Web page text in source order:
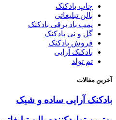
چاپ بادکنک
بالن تبلیغاتی
پمپ باد برقی بادکنک
گل و نی بادکنک
فروش بادکنک
بادکنک آرایی
تم تولد
آخرین مقالات
بادکنک آرایی ساده و شیک